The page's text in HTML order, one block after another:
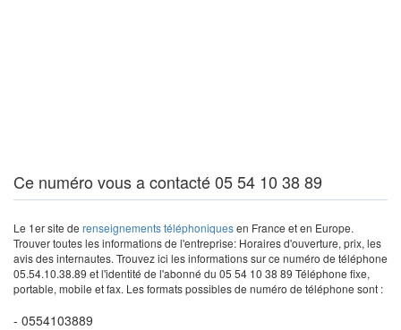
Ce numéro vous a contacté 05 54 10 38 89
Le 1er site de renseignements téléphoniquesen France et en Europe.
Trouver toutes les informations de l'entreprise: Horaires d'ouverture, prix, les
avis des internautes. Trouvez ici les informations sur ce numéro de téléphone
05.54.10.38.89 et l'identité de l'abonné du 05 54 10 38 89 Téléphone fixe,
portable, mobile et fax. Les formats possibles de numéro de téléphone sont :
- 0554103889